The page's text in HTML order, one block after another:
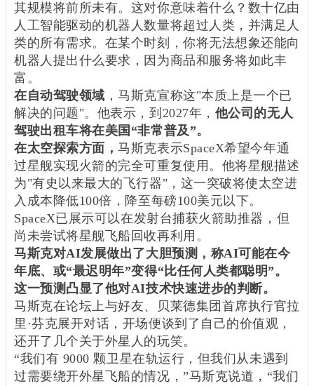
其规模将前所未有。这对你意味着什么？数十亿由
人工智能驱动的机器人数量将超过人类，并满足人
类的所有需求。在某个时刻，你将无法想象还能向
机器人提出什么要求，因为商品和服务将如此丰
富。
在自动驾驶领域 ，马斯克宣称这"本质上是一个已
解决的问题"。他表示，到2027年， 他公司的无人
驾驶出租车将在美国“非常普及”。
在太空探索方面，马斯克表示SpaceX希望今年通
过星舰实现火箭的完全可重复使用。他将星舰描述
为"有史以来最大的飞行器"，这一突破将使太空进
入成本降低100倍，降至每磅100美元以下。
SpaceX已展示可以在发射台捕获火箭助推器，但
尚未尝试将星舰飞船回收再利用。
马斯克对AI发展做出了大胆预测，称AI可能在今
年底、或“最迟明年”变得“比任何人类都聪明”。
这一预测凸显了他对AI技术快速进步的判断。
马斯克在论坛上与好友、贝莱德集团首席执行官拉
里·芬克展开对话，开场便谈到了自己的价值观，
还开了几个关于外星人的玩笑。
“我们有 9000 颗卫星在轨运行，但我们从未遇到
过需要绕开外星飞船的情况，”马斯克说道，“我们